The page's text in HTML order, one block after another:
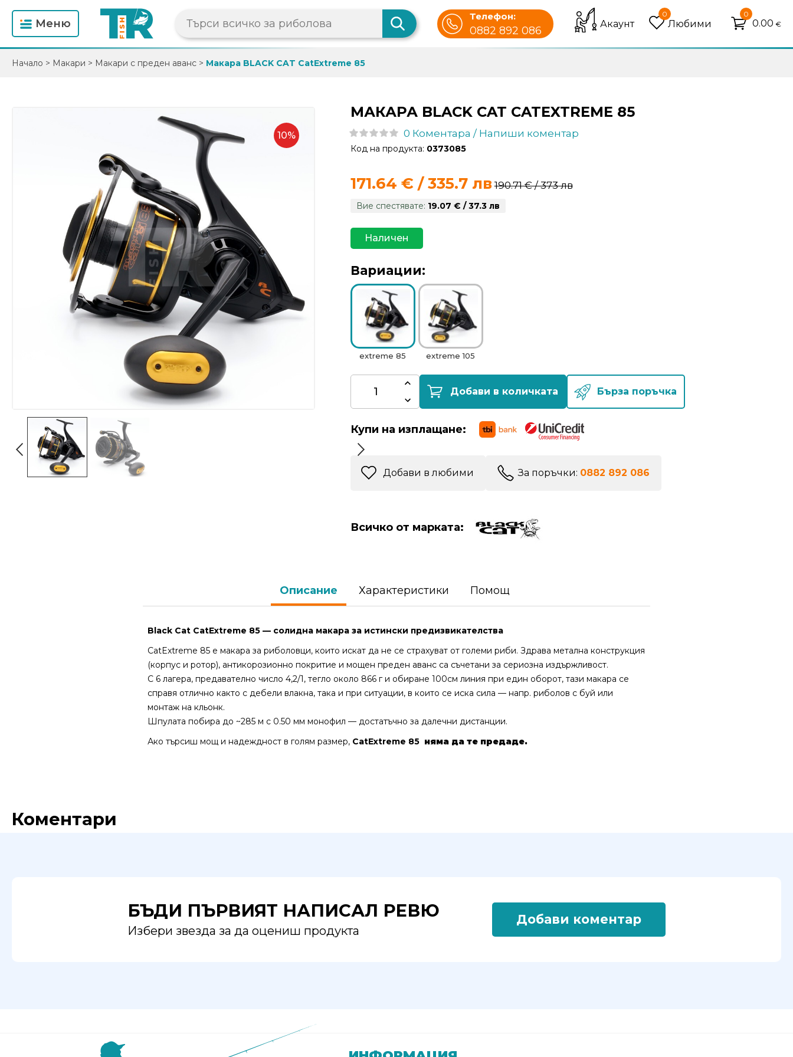
Mеню
Телефон:
0882 892 086
Акаунт
0
Любими
0
0.00 €
Начало > Макари > Макари с преден аванс > Макара BLACK CAT CatExtreme 85
10%
МАКАРА BLACK CAT CATEXTREME 85
0 Коментара / Напиши коментар
Код на продукта: 0373085
171.64 € / 335.7 лв 190.71 € / 373 лв
Вие спестявате: 19.07 € / 37.3 лв
Наличен
Вариации:
extreme 85 extreme 105
Добави в количката Бърза поръчка
Купи на изплащане:
Добави в любими За поръчки: 0882 892 086
Всичко от марката:
Описание Характеристики Помощ
Black Cat CatExtreme 85 — солидна макара за истински предизвикателства
CatExtreme 85 е макара за риболовци, които искат да не се страхуват от големи риби. Здрава метална конструкция
(корпус и ротор), антикорозионно покритие и мощен преден аванс са съчетани за сериозна издържливост.
С 6 лагера, предавателно число 4,2/1, тегло около 866 г и обиране 100см линия при един оборот, тази макара се
справя отлично както с дебели влакна, така и при ситуации, в които се иска сила — напр. риболов с буй или
монтаж на кльонк.
Шпулата побира до ~285 м с 0.50 мм монофил — достатъчно за далечни дистанции.
Ако търсиш мощ и надеждност в голям размер, CatExtreme 85 няма да те предаде.
Коментари
БЪДИ ПЪРВИЯТ НАПИСАЛ РЕВЮ
Избери звезда за да оцениш продукта
Добави коментар